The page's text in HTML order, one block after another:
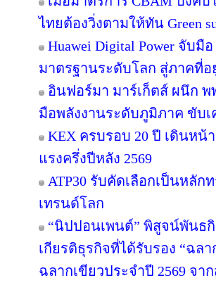
ไทยต้องวิ่งตามให้ทัน Green
Huawei Digital Power จับมื
มาตรฐานระดับโลก สู่ภาคที่
อินฟอร์มา มาร์เก็ตส์ ผนึก พ
มือพลังงานระดับภูมิภาค ขับ
KEX ครบรอบ 20 ปี เดินหน้า
แรงครึ่งปีหลัง 2569
ATP30 รับคัดเลือกเป็นหลักท
เทรนด์โลก
“นิปปอนเพนต์” พิสูจน์พันธ
เกียรติธุรกิจที่ได้รับรอง “ฉล
ฉลากเขียวประจำปี 2569 จ